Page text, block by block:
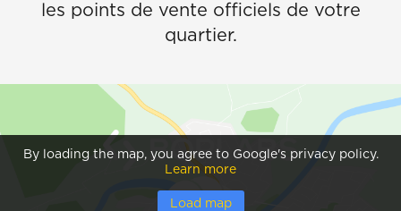
les points de vente officiels de votre
quartier.
By loading the map, you agree to Google's privacy policy.
Learn more
Load map